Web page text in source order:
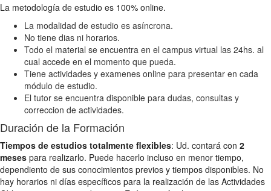
La metodología de estudio es 100% online.
La modalidad de estudio es asíncrona.
No tiene dias ni horarios.
Todo el material se encuentra en el campus virtual las 24hs. al
cual accede en el momento que pueda.
Tiene actividades y examenes online para presentar en cada
módulo de estudio.
El tutor se encuentra disponible para dudas, consultas y
correccion de actividades.
Duración de la Formación
Tiempos de estudios totalmente flexibles: Ud. contará con 2
meses para realizarlo. Puede hacerlo incluso en menor tiempo,
dependiento de sus conocimientos previos y tiempos disponibles. No
hay horarios ni días específicos para la realización de las Actividades